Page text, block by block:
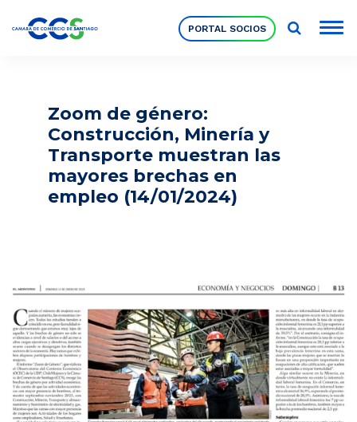
PORTAL SOCIOS
Nuestra Institución
Pilares Estratégicos
Eventos
Noticias y Estudios
CAM Santiago
Zoom de género:
Construcción, Minería y
Transporte muestran las
mayores brechas en
empleo (14/01/2024)